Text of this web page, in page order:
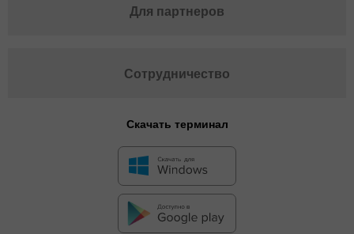
Для партнеров
Сотрудничество
Скачать терминал